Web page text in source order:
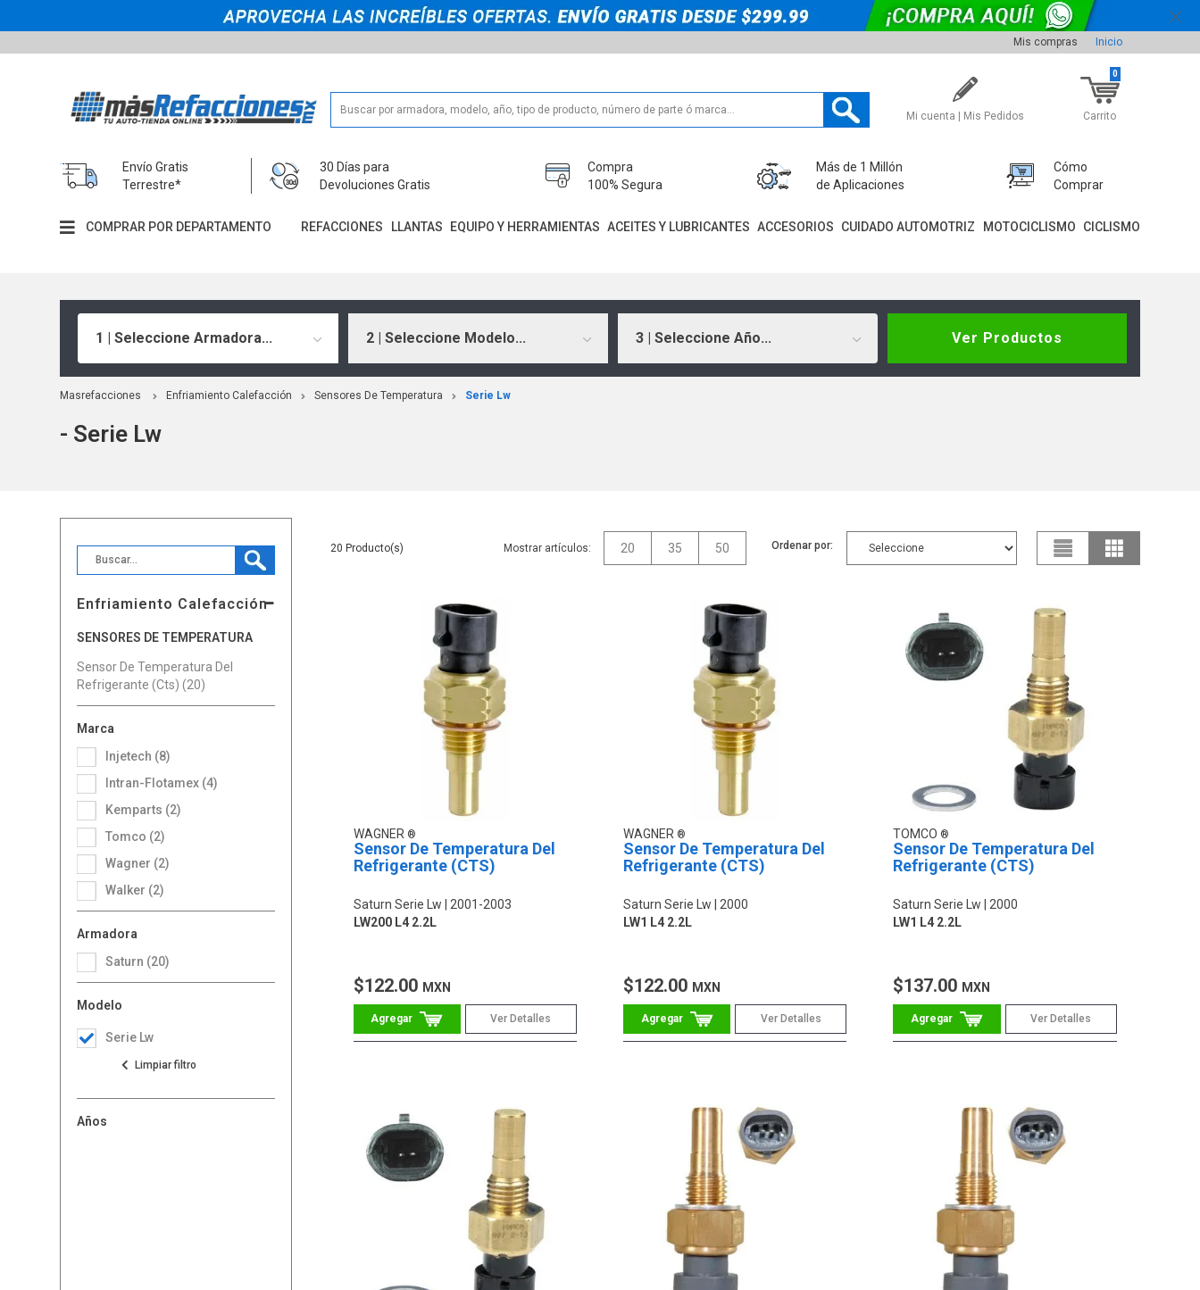
Mis compras Inicio
Mi cuenta | Mis Pedidos Carrito
0
Envío Gratis
Terrestre*
30 Días para
Devoluciones Gratis
Compra
100% Segura
Más de 1 Millón
de Aplicaciones
Cómo
Comprar
COMPRAR POR DEPARTAMENTO REFACCIONES LLANTAS EQUIPO Y HERRAMIENTAS ACEITES Y LUBRICANTES ACCESORIOS CUIDADO AUTOMOTRIZ MOTOCICLISMO CICLISMO
1 | Seleccione Armadora... 2 | Seleccione Modelo... 3 | Seleccione Año... Ver Productos
Masrefacciones Enfriamiento Calefacción Sensores De Temperatura Serie Lw
- Serie Lw
Enfriamiento Calefacción
SENSORES DE TEMPERATURA
Sensor De Temperatura Del
Refrigerante (Cts) (20)
Marca
Injetech (8)
Intran-Flotamex (4)
Kemparts (2)
Tomco (2)
Wagner (2)
Walker (2)
Armadora
Saturn (20)
Modelo
Serie Lw
Años
20 Mostrar artículos: 20 35 50 Ordenar por:
WAGNER
Sensor De Temperatura Del
Refrigerante (CTS)
Saturn Serie Lw
2001-2003
LW200 L4 2.2L
$122.00 MXN
Ver Detalles
WAGNER
Sensor De Temperatura Del
Refrigerante (CTS)
Saturn Serie Lw
2000
LW1 L4 2.2L
$122.00 MXN
Ver Detalles
TOMCO
Sensor De Temperatura Del
Refrigerante (CTS)
Saturn Serie Lw
2000
LW1 L4 2.2L
$137.00 MXN
Ver Detalles